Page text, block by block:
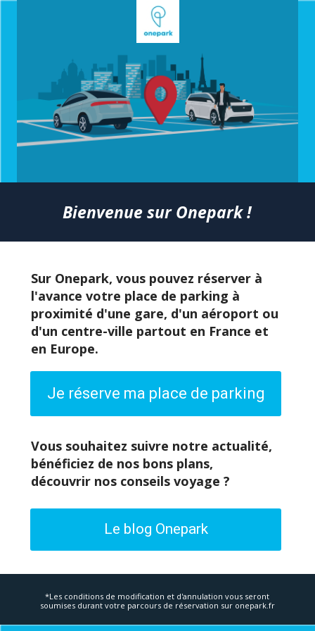
Bienvenue sur Onepark !
Sur Onepark, vous pouvez réserver à
l'avance votre place de parking à
proximité d'une gare, d'un aéroport ou
d'un centre-ville partout en France et
en Europe.
Je réserve ma place de parking
Vous souhaitez suivre notre actualité,
bénéficiez de nos bons plans,
découvrir nos conseils voyage ?
Le blog Onepark
*Les conditions de modification et d'annulation vous seront
soumises durant votre parcours de réservation sur onepark.fr